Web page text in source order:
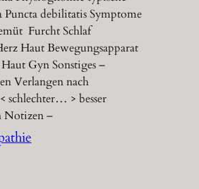
Puncta debilitatis Symptome
Furcht Schlaf
Haut Bewegungsapparat
Gyn Sonstiges –
Verlangen nach
schlechter… > besser
Notizen –